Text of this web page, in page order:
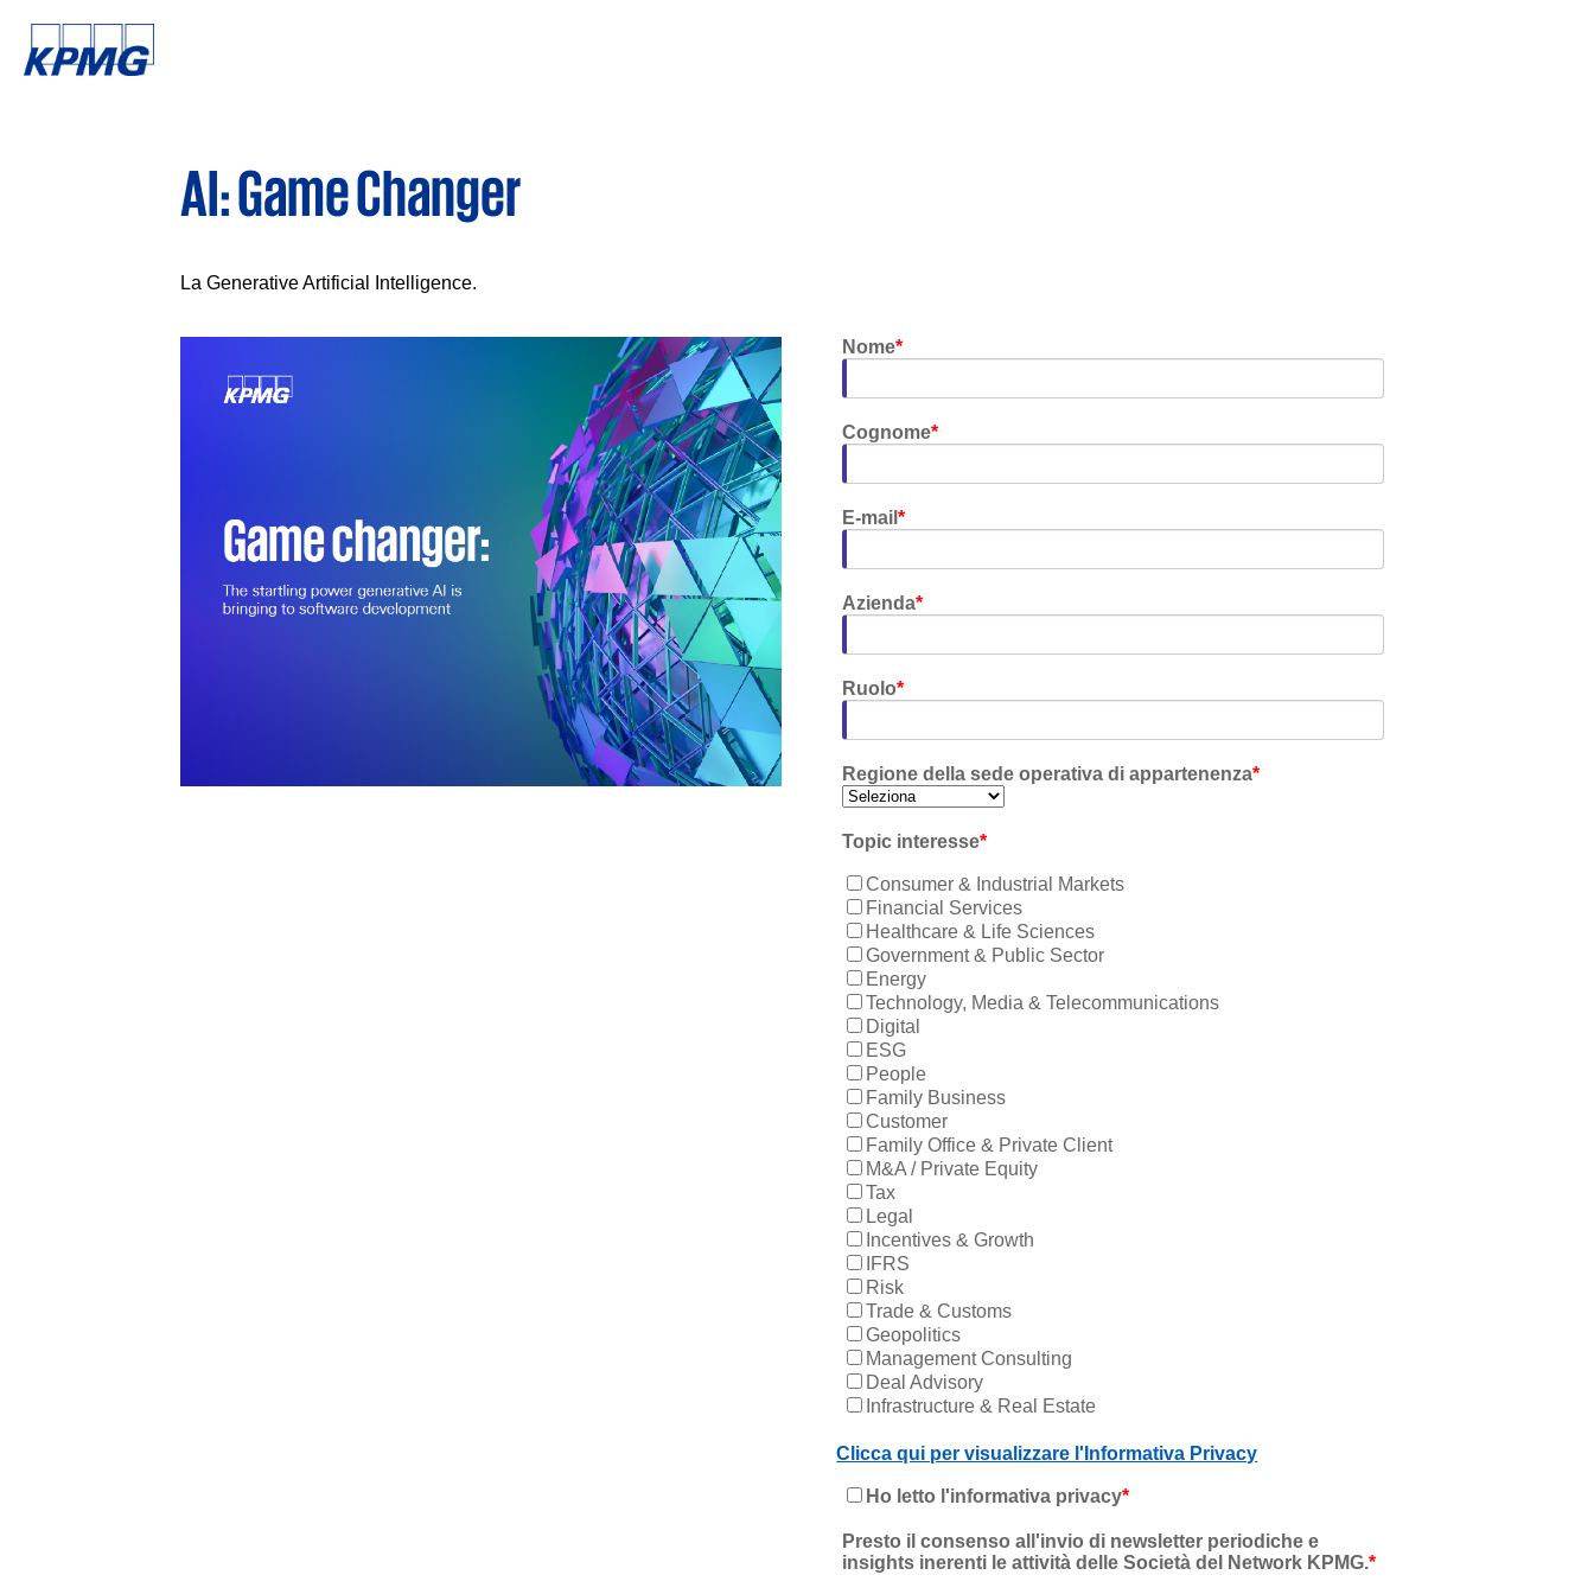
AI: Game Changer
La Generative Artificial Intelligence.
Nome*
Cognome*
E-mail*
Azienda*
Ruolo*
Regione della sede operativa di appartenenza*
Topic interesse*
Consumer & Industrial Markets
Financial Services
Healthcare & Life Sciences
Government & Public Sector
Energy
Technology, Media & Telecommunications
Digital
ESG
People
Family Business
Customer
Family Office & Private Client
M&A / Private Equity
Tax
Legal
Incentives & Growth
IFRS
Risk
Trade & Customs
Geopolitics
Management Consulting
Deal Advisory
Infrastructure & Real Estate
Clicca qui per visualizzare l'Informativa Privacy
Ho letto l'informativa privacy*
Presto il consenso all'invio di newsletter periodiche e
insights inerenti le attività delle Società del Network KPMG.*